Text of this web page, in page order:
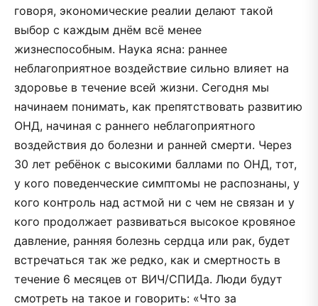
говоря, экономические реалии делают такой
выбор с каждым днём всё менее
жизнеспособным. Наука ясна: раннее
неблагоприятное воздействие сильно влияет на
здоровье в течение всей жизни. Сегодня мы
начинаем понимать, как препятствовать развитию
ОНД, начиная с раннего неблагоприятного
воздействия до болезни и ранней смерти. Через
30 лет ребёнок с высокими баллами по ОНД, тот,
у кого поведенческие симптомы не распознаны, у
кого контроль над астмой ни с чем не связан и у
кого продолжает развиваться высокое кровяное
давление, ранняя болезнь сердца или рак, будет
встречаться так же редко, как и смертность в
течение 6 месяцев от ВИЧ/СПИДа. Люди будут
смотреть на такое и говорить: «Что за